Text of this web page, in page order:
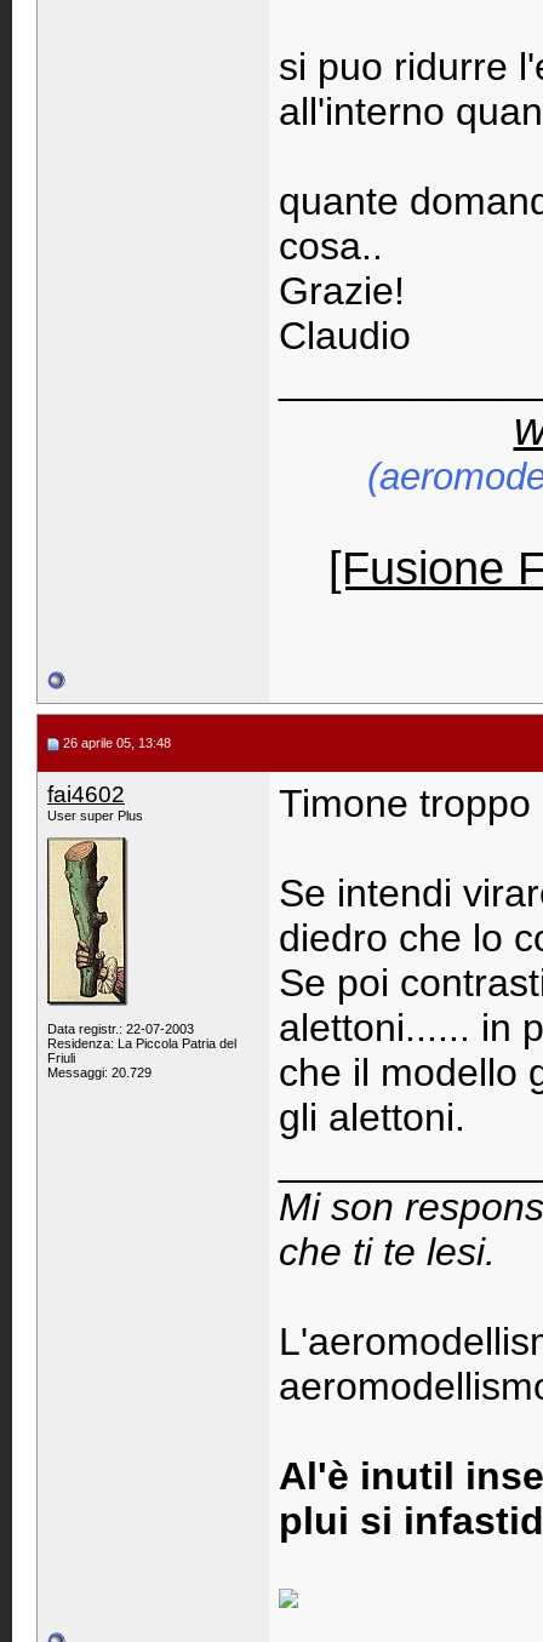
si puo ridurre
all'interno
quante
cosa..
Grazie!
Claudio
[Fusione
26 aprile 05, 13:48
fai4602
User super Plus
Data registr.: 22-07-2003
Residenza: La Piccola Patria del
Friuli
Messaggi: 20.729
Timone
Se intendi
diedro che lo
Se poi
alettoni...... in
che il modello
gli alettoni.
Mi son
che ti te lesi.
Al'è inutil
plui si